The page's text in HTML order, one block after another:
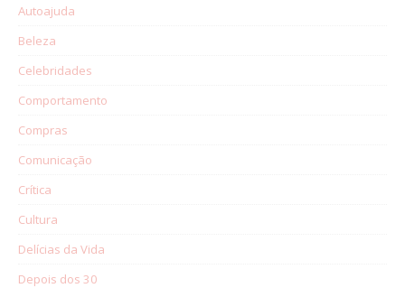
Autoajuda
Beleza
Celebridades
Comportamento
Compras
Comunicação
Crítica
Cultura
Delícias da Vida
Depois dos 30